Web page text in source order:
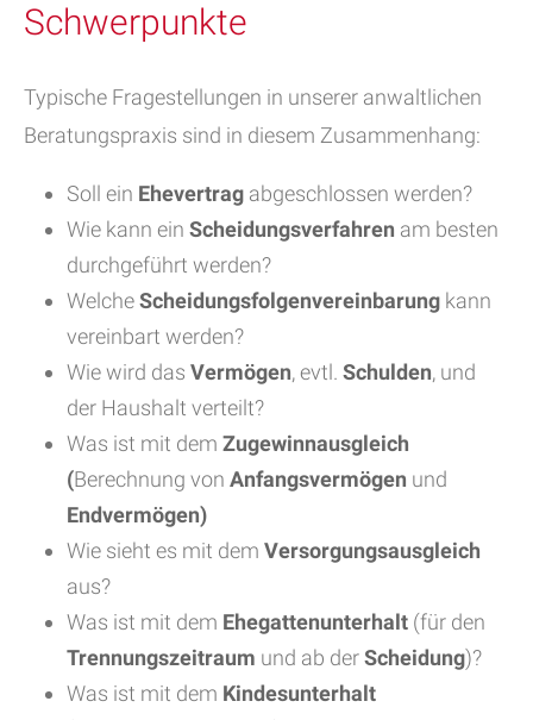
Schwerpunkte
Typische Fragestellungen in unserer anwaltlichen
Beratungspraxis sind in diesem Zusammenhang:
Soll ein Ehevertrag abgeschlossen werden?
Wie kann ein Scheidungsverfahren am besten
durchgeführt werden?
WelcheScheidungsfolgenvereinbarung kann
vereinbart werden?
Wie wird das Vermögen, evtl. Schulden, und
der Haushalt verteilt?
Was ist mit dem Zugewinnausgleich
(Berechnung von Anfangsvermögen und
Endvermögen)
Wie sieht es mit dem Versorgungsausgleich
aus?
Was ist mit dem Ehegattenunterhalt (für den
Trennungszeitraum und ab derScheidung)?
Was ist mit dem Kindesunterhalt